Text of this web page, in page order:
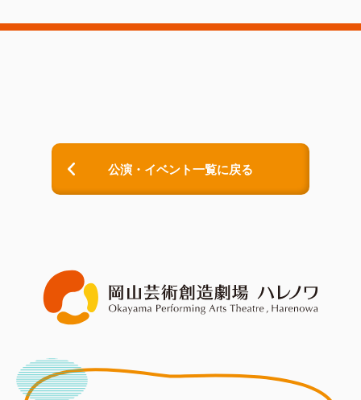
公演・イベント一覧に戻る